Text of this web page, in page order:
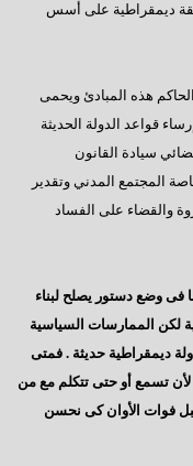
ديمقراطية على أسس
هذه المبادئ ويحمى
قواعد الدولة الحديثة
سيادة القانون
المجتمع المدني وتقدير
والقضاء على الفساد
فى وضع دستور يصلح لبناء
لكن الممارسات السياسية
ديمقراطية حديثة . فمتى
تسمع أو حتى تتكلم مع من
قبل فوات الأوان كى نحسن